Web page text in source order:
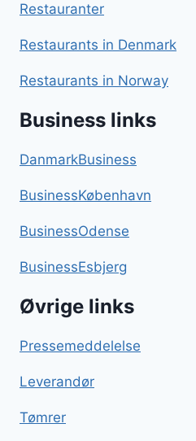
Restauranter
Restaurants in Denmark
Restaurants in Norway
Business links
DanmarkBusiness
BusinessKøbenhavn
BusinessOdense
BusinessEsbjerg
Øvrige links
Pressemeddelelse
Leverandør
Tømrer